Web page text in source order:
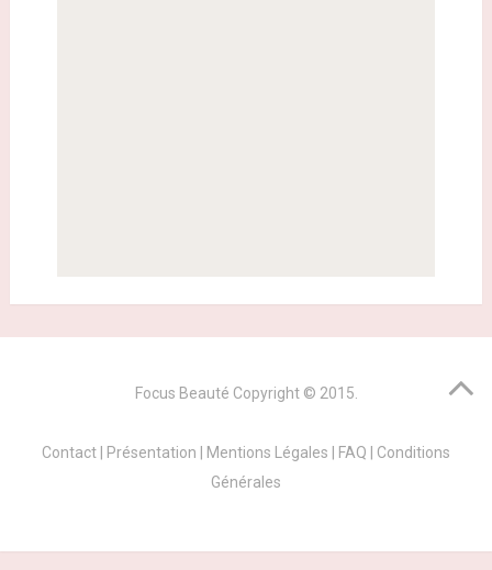
Focus Beauté Copyright © 2015.
Contact Présentation Mentions Légales FAQ
Conditions
Générales